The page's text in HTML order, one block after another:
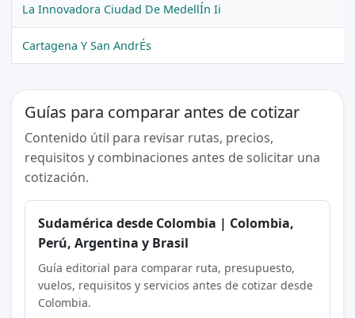
La Innovadora Ciudad De MedellÍn Ii
Cartagena Y San AndrÉs
Guías para comparar antes de cotizar
Contenido útil para revisar rutas, precios,
requisitos y combinaciones antes de solicitar una
cotización.
Sudamérica desde Colombia | Colombia,
Perú, Argentina y Brasil
Guía editorial para comparar ruta, presupuesto,
vuelos, requisitos y servicios antes de cotizar desde
Colombia.